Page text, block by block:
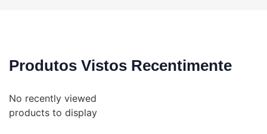
Produtos Vistos Recentimente
No recently viewed
products to display